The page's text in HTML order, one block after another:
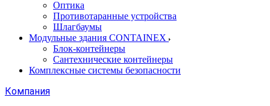
Оптика
Противотаранные устройства
Шлагбаумы
Модульные здания CONTAINEX
Блок-контейнеры
Сантехнические контейнеры
Комплексные системы безопасности
Компания